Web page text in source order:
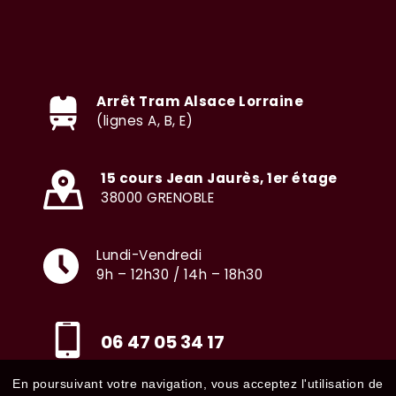
En poursuivant votre navigation, vous acceptez l'utilisation de
Arrêt Tram Alsace Lorraine
(lignes A, B, E)
15 cours Jean Jaurès, 1er étage
38000 GRENOBLE
Lundi-Vendredi
9h – 12h30 / 14h – 18h30
06 47 05 34 17